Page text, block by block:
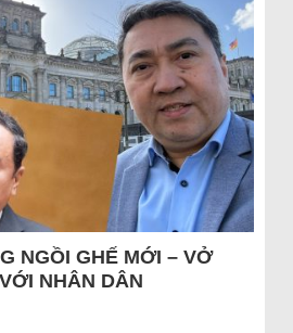
NGỒI GHẾ MỚI – VỞ
NHÂN DÂN